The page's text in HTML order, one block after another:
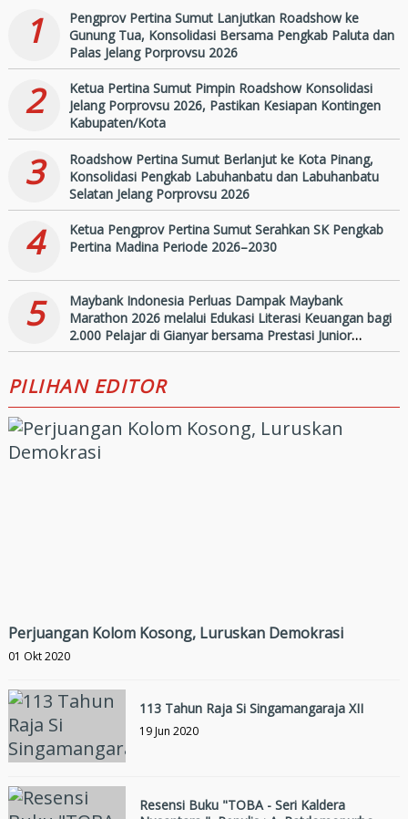
2026
1
Pengprov Pertina Sumut Lanjutkan Roadshow ke
Gunung Tua, Konsolidasi Bersama Pengkab Paluta dan
Palas Jelang Porprovsu 2026
2
Ketua Pertina Sumut Pimpin Roadshow Konsolidasi
Jelang Porprovsu 2026, Pastikan Kesiapan Kontingen
Kabupaten/Kota
3
Roadshow Pertina Sumut Berlanjut ke Kota Pinang,
Konsolidasi Pengkab Labuhanbatu dan Labuhanbatu
Selatan Jelang Porprovsu 2026
4
Ketua Pengprov Pertina Sumut Serahkan SK Pengkab
Pertina Madina Periode 2026–2030
5
Maybank Indonesia Perluas Dampak Maybank
Marathon 2026 melalui Edukasi Literasi Keuangan bagi
2.000 Pelajar di Gianyar bersama Prestasi Junior
Indonesia
PILIHAN EDITOR
Perjuangan Kolom Kosong, Luruskan Demokrasi
01 Okt 2020
113 Tahun Raja Si Singamangaraja XII
19 Jun 2020
Resensi Buku "TOBA - Seri Kaldera